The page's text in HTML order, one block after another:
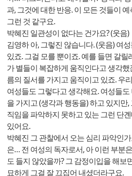
과, 그것에 대한 반응. 이 모든 것들이
그런 것 같구요.
박혜진 일관성이 없다는 건가요? (웃음)
김영하 아, 그렇진 않습니다. (웃음) 여
있죠. 그걸 모를 뿐이죠. 예를 들면 갈
가 별들이 복잡하게 움직인다고 생각
름의 질서를 가지고 움직이고 있죠. 우
여성들도 그렇다고 생각해요. 여성들
을 가지고 (생각과 행동을) 하고 있지만
직임을 파악하지 못하고 있는 그런 단
있어요.
박혜진 그 관찰에서 오는 심리 파악인
은… 전 여성의 독자로서, 아 이런 부분
도 들지 않았을까? 그 감정이입을 해보
묘하게 그걸 잘 끄집어 내셨더라구요.